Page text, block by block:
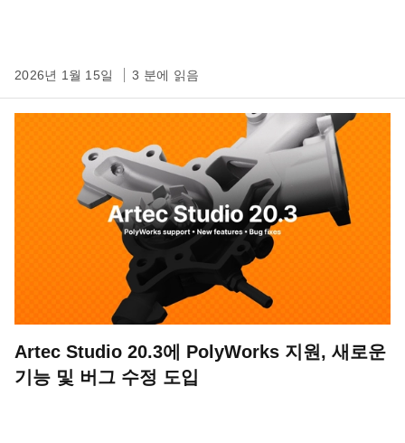
2026년 1월 15일 3 분에 읽음
Artec Studio 20.3에 PolyWorks 지원, 새로운
기능 및 버그 수정 도입